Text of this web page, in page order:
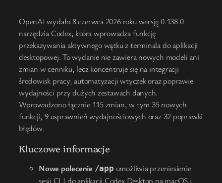
OpenAI wydało 8 czerwca 2026 roku wersję 0.138.0
narzędzia Codex, która wprowadza funkcję
przekazywania aktywnego wątku z terminala do aplikacji
desktopowej. To wydanie nie zawiera nowych modeli ani
zmian w cenniku, lecz koncentruje się na integracji
środowisk pracy, automatyzacji wtyczek oraz poprawie
wydajności przy dużych zestawach danych.
Wprowadzono łącznie 115 zmian, w tym 35 nowych
funkcji, 9 usprawnień wydajnościowych oraz 32 poprawki
błędów.
Kluczowe informacje
Nowe polecenie /app umożliwia przeniesienie
sesji CLI do aplikacji Codex Desktop na macOS i